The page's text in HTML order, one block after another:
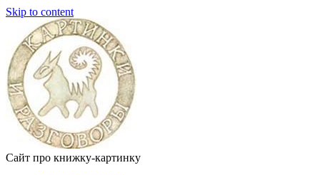
Skip to content
Сайт про книжку-картинку